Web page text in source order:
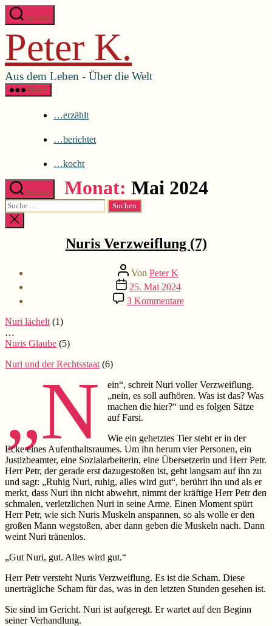
Direkt
zum
wechseln
Suchen
Peter K.
Aus dem Leben - Über die Welt
Menü
…erzählt
…berichtet
…kocht
Suchen
Suche
nach:
Suche
schließen
Menü schließen
…berichtet
…kocht
Monat: Mai 2024
Nuris Verzweiflung (7)
Beitragsautor
Von Peter K
Beitragsdatum
25. Mai 2024
3 Kommentarezu
Nuris
Nuri lächelt (1)
…
Nuris Glaube (5)
Nuri und der Rechtsstaat (6)
„N
ein“, schreit Nuri voller Verzweiflung.
„nein, es soll aufhören. Was ist das? Was
machen die hier?“ und es folgen Sätze
auf Farsi.
Wie ein gehetztes Tier steht er in der
Ecke eines Aufenthaltsraumes. Um ihn herum vier Personen, ein
Justizbeamter, eine Sozialarbeiterin, eine Übersetzerin und Herr Petr.
Herr Petr, der gerade erst dazugestoßen ist, geht langsam auf ihn zu
und sagt: „Ruhig Nuri, ruhig, alles wird gut“, berührt ihn und als er
merkt, dass Nuri ihn nicht abwehrt, nimmt der kräftige Herr Petr den
schmalen, verletzlichen Nuri in seine Arme. Einen Moment spürt
Herr Petr, wie sich Nuris Muskeln anspannen, so als wolle er den
großen Mann wegstoßen, aber dann geben die Muskeln nach. Dann
weint Nuri tränenlos.
„Gut Nuri, gut. Alles wird gut.“
Herr Petr versteht Nuris Verzweiflung. Es ist die Scham. Diese
unerträgliche Scham für das, was in den letzten Stunden gesehen ist.
Sie sind im Gericht. Nuri ist aufgeregt. Er wartet auf den Beginn
seiner Verhandlung.